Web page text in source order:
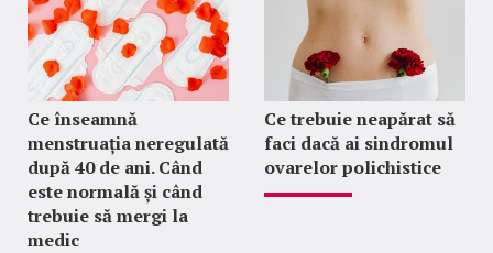
Ce înseamnă
menstruația neregulată
după 40 de ani. Când
este normală și când
trebuie să mergi la
medic
Ce trebuie neapărat să
faci dacă ai sindromul
ovarelor polichistice